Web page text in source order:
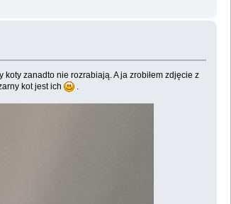
zanadto nie rozrabiają. A ja zrobiłem zdjęcie z
kot jest ich
.